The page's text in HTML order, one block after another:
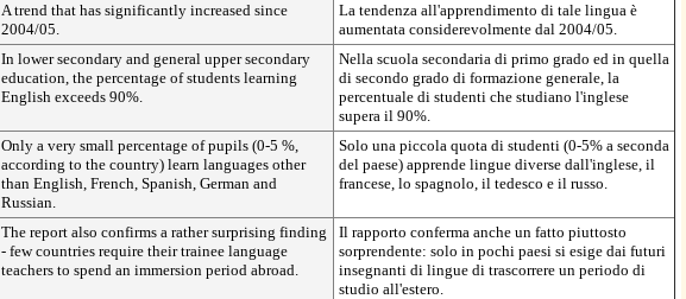
A trend that has significantly increased since
2004/05.
La tendenza all'apprendimento di tale lingua è
aumentata considerevolmente dal 2004/05.
In lower secondary and general upper secondary
education, the percentage of students learning
English exceeds 90%.
Nella scuola secondaria di primo grado ed in quella
di secondo grado di formazione generale, la
percentuale di studenti che studiano l'inglese
supera il 90%.
Only a very small percentage of pupils (0-5 %,
according to the country) learn languages other
than English, French, Spanish, German and
Russian.
Solo una piccola quota di studenti (0-5% a seconda
del paese) apprende lingue diverse dall'inglese, il
francese, lo spagnolo, il tedesco e il russo.
The report also confirms a rather surprising finding
- few countries require their trainee language
teachers to spend an immersion period abroad.
Il rapporto conferma anche un fatto piuttosto
sorprendente: solo in pochi paesi si esige dai futuri
insegnanti di lingue di trascorrere un periodo di
studio all'estero.